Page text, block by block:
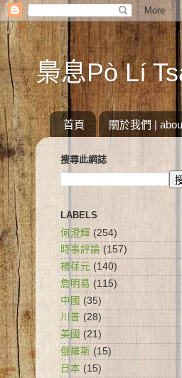
梟息Pò Lí
首頁 關於我們 |
搜尋此網誌
LABELS
何澄輝 (254)
時事評論 (157)
楊荏元 (140)
詹明易 (115)
中國 (35)
川普 (28)
美國 (21)
俄羅斯 (15)
日本 (15)